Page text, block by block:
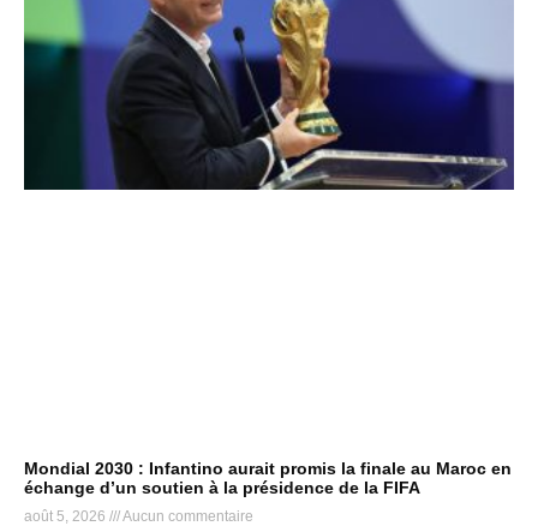
Mondial 2030 : Infantino aurait promis la finale au Maroc en
échange d’un soutien à la présidence de la FIFA
août 5, 2026 Aucun commentaire